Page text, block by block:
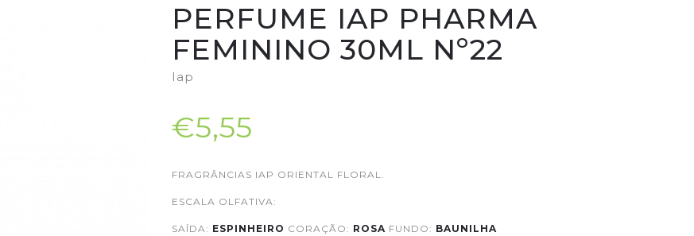
PERFUME IAP PHARMA
FEMININO 30ML Nº22
Iap
€5,55
FRAGRÂNCIAS IAP ORIENTAL FLORAL.
ESCALA OLFATIVA:
SAÍDA: ESPINHEIRO CORAÇÃO: ROSA FUNDO: BAUNILHA